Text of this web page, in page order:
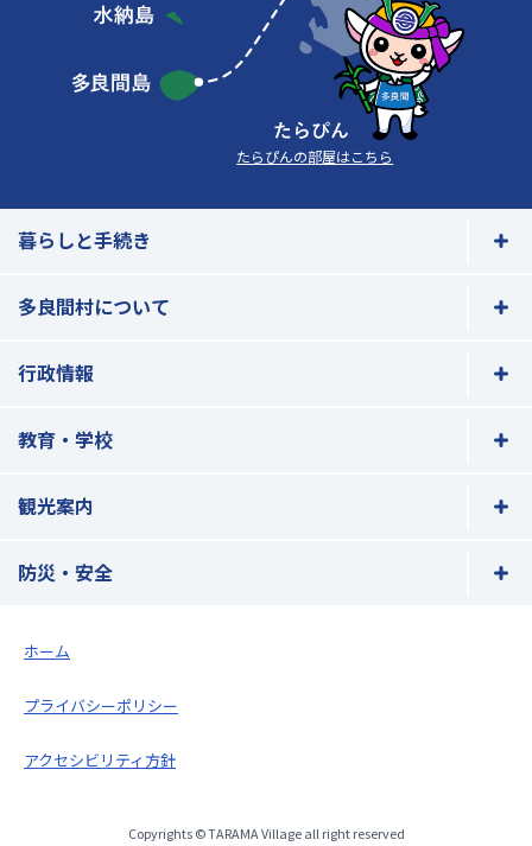
たらぴんの部屋はこちら
暮らしと手続き
多良間村について
行政情報
教育・学校
観光案内
防災・安全
ホーム
プライバシーポリシー
アクセシビリティ方針
Copyrights © TARAMA Village all right reserved